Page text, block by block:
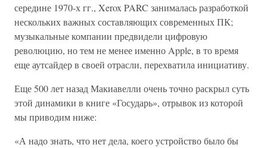
середине 1970-х гг., Xerox PARC занималась разработкой
нескольких важных составляющих современных ПК;
музыкальные компании предвидели цифровую
революцию, но тем не менее именно Apple, в то время
еще аутсайдер в своей отрасли, перехватила инициативу.
Еще 500 лет назад Макиавелли очень точно раскрыл суть
этой динамики в книге «Государь», отрывок из которой
мы приводим ниже:
«А надо знать, что нет дела, коего устройство было бы